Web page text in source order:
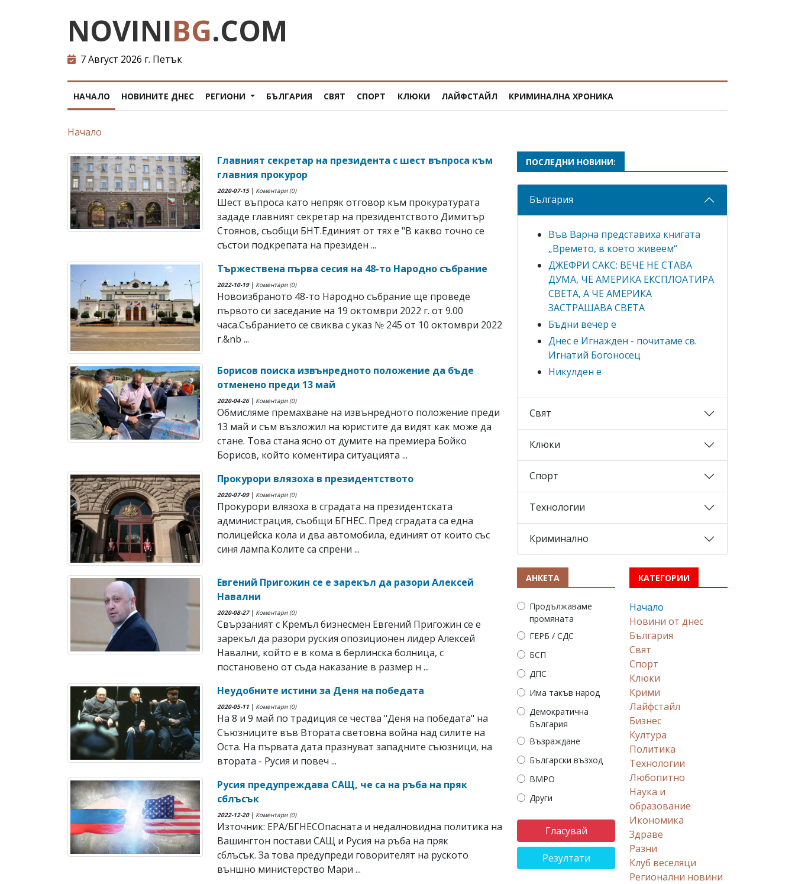
NOVINIBG.COM
7 Август 2026 г. Петък
НАЧАЛО НОВИНИТЕ ДНЕС РЕГИОНИ БЪЛГАРИЯ СВЯТ СПОРТ КЛЮКИ ЛАЙФСТАЙЛ КРИМИНАЛНА ХРОНИКА
Начало
Главният секретар на президента с шест въпроса към
главния прокурор
2020-07-15| Коментари (0)
Шест въпроса като непряк отговор към прокуратурата
зададе главният секретар на президентството Димитър
Стоянов, съобщи БНТ.Единият от тях е "В какво точно се
състои подкрепата на президен ...
Тържествена първа сесия на 48-то Народно събрание
2022-10-19| Коментари (0)
Новоизбраното 48-то Народно събрание ще проведе
първото си заседание на 19 октомври 2022 г. от 9.00
часа.Събранието се свиква с указ № 245 от 10 октомври 2022
г.&nb ...
Борисов поиска извънредното положение да бъде
отменено преди 13 май
2020-04-26| Коментари (0)
Обмисляме премахване на извънредното положение преди
13 май и съм възложил на юристите да видят как може да
стане. Това стана ясно от думите на премиера Бойко
Борисов, който коментира ситуацията ...
Прокурори влязоха в президентството
2020-07-09| Коментари (0)
Прокурори влязоха в сградата на президентската
администрация, съобщи БГНЕС. Пред сградата са една
полицейска кола и два автомобила, единият от които със
синя лампа.Колите са спрени ...
Евгений Пригожин се е зарекъл да разори Алексей
Навални
2020-08-27| Коментари (0)
Свързаният с Кремъл бизнесмен Евгений Пригожин се е
зарекъл да разори руския опозиционен лидер Алексей
Навални, който е в кома в берлинска болница, с
постановено от съда наказание в размер н ...
Неудобните истини за Деня на победата
2020-05-11 | Коментари (0)
На 8 и 9 май по традиция се чества "Деня на победата" на
Съюзниците във Втората световна война над силите на
Оста. На първата дата празнуват западните съюзници, на
втората - Русия и повеч ...
Русия предупреждава САЩ, че са на ръба на пряк
сблъсък
2022-12-20| Коментари (0)
Източник: EPA/БГНЕСОпасната и недалновидна политика на
Вашингтон постави САЩ и Русия на ръба на пряк
сблъсък. За това предупреди говорителят на руското
външно министерство Мари ...
ПОСЛЕДНИ НОВИНИ:
България
Във Варна представиха книгата
„Времето, в което живеем“
ДЖЕФРИ САКС: ВЕЧЕ НЕ СТАВА
ДУМА, ЧЕ АМЕРИКА ЕКСПЛОАТИРА
СВЕТА, А ЧЕ АМЕРИКА
ЗАСТРАШАВА СВЕТА
Бъдни вечер е
Днес е Игнажден - почитаме св.
Игнатий Богоносец
Никулден е
Свят
Клюки
Спорт
Технологии
Криминално
АНКЕТА
Продължаваме
промяната
ГЕРБ / СДС
БСП
ДПС
Има такъв народ
Демократична
България
Възраждане
Български възход
ВМРО
Други
Резултати
КАТЕГОРИИ
Начало
Новини от днес
България
Свят
Спорт
Клюки
Крими
Лайфстайл
Бизнес
Култура
Политика
Технологии
Любопитно
Наука и
образование
Икономика
Здраве
Разни
Клуб веселяци
Регионални новини